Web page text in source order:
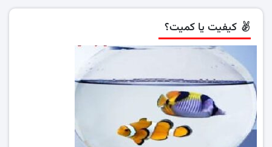
کیفیت یا کمیت؟